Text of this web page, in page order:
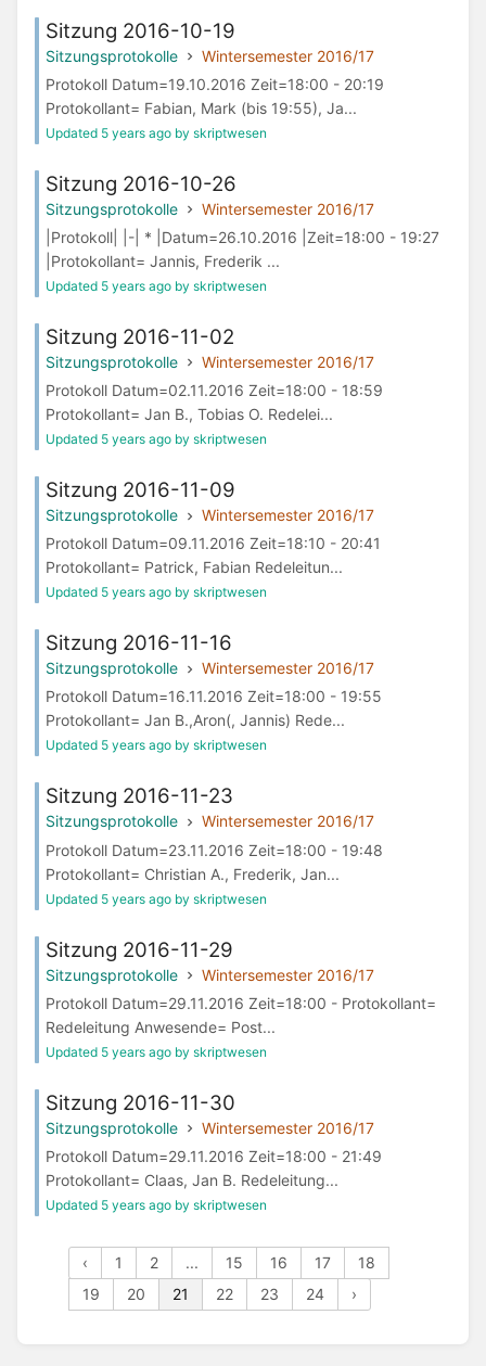
Sitzung 2016-10-19
Sitzungsprotokolle
Wintersemester 2016/17
Protokoll Datum=19.10.2016 Zeit=18:00 - 20:19
Protokollant= Fabian, Mark (bis 19:55), Ja...
Updated 5 years ago by skriptwesen
Sitzung 2016-10-26
Sitzungsprotokolle
Wintersemester 2016/17
|Protokoll| |-| * |Datum=26.10.2016 |Zeit=18:00 - 19:27
|Protokollant= Jannis, Frederik ...
Updated 5 years ago by skriptwesen
Sitzung 2016-11-02
Sitzungsprotokolle
Wintersemester 2016/17
Protokoll Datum=02.11.2016 Zeit=18:00 - 18:59
Protokollant= Jan B., Tobias O. Redelei...
Updated 5 years ago by skriptwesen
Sitzung 2016-11-09
Sitzungsprotokolle
Wintersemester 2016/17
Protokoll Datum=09.11.2016 Zeit=18:10 - 20:41
Protokollant= Patrick, Fabian Redeleitun...
Updated 5 years ago by skriptwesen
Sitzung 2016-11-16
Sitzungsprotokolle
Wintersemester 2016/17
Protokoll Datum=16.11.2016 Zeit=18:00 - 19:55
Protokollant= Jan B.,Aron(, Jannis) Rede...
Updated 5 years ago by skriptwesen
Sitzung 2016-11-23
Sitzungsprotokolle
Wintersemester 2016/17
Protokoll Datum=23.11.2016 Zeit=18:00 - 19:48
Protokollant= Christian A., Frederik, Jan...
Updated 5 years ago by skriptwesen
Sitzung 2016-11-29
Sitzungsprotokolle
Wintersemester 2016/17
Protokoll Datum=29.11.2016 Zeit=18:00 - Protokollant=
Redeleitung Anwesende= Post...
Updated 5 years ago by skriptwesen
Sitzung 2016-11-30
Sitzungsprotokolle
Wintersemester 2016/17
Protokoll Datum=29.11.2016 Zeit=18:00 - 21:49
Protokollant= Claas, Jan B. Redeleitung...
Updated 5 years ago by skriptwesen
‹ 1 2 ... 15 16 17
18
19
20 21 22 23 24 ›